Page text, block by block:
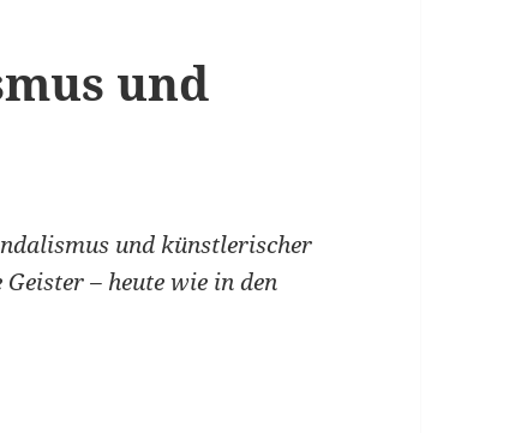
und
und künstlerischer
– heute wie in den